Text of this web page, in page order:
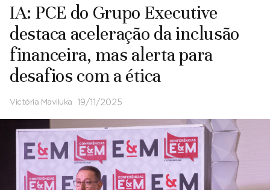
IA: PCE do Grupo Executive
destaca aceleração da inclusão
financeira, mas alerta para
desafios com a ética
Victória Maviluka 19/11/2025